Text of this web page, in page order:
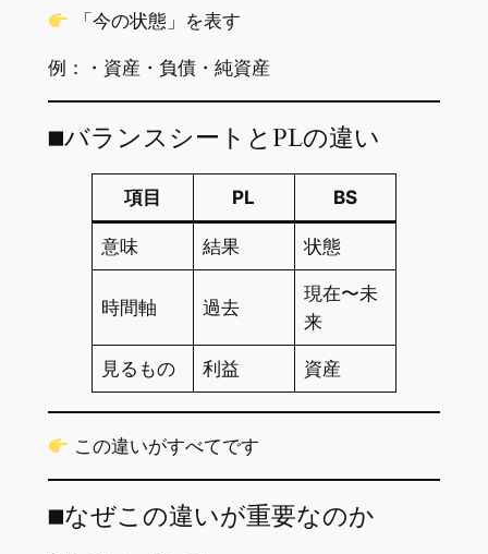
「今の状態」を表す
例：・資産・負債・純資産
■バランスシートとPLの違い
項目 PL BS
意味 結果 状態
時間軸 過去
現在〜未
来
見るもの 利益 資産
この違いがすべてです
■なぜこの違いが重要なのか